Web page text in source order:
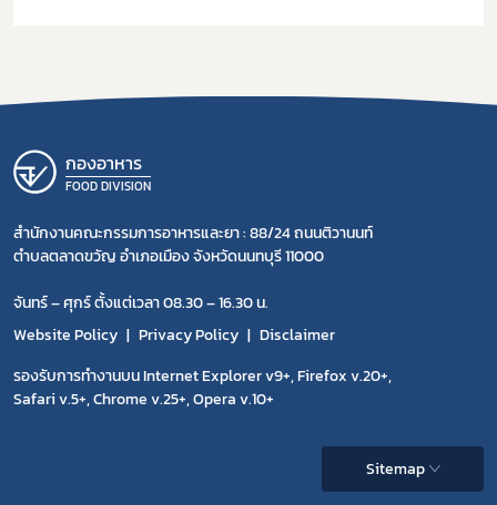
กองอาหาร
FOOD DIVISION
สำนักงานคณะกรรมการอาหารและยา : 88/24 ถนนติวานนท์
ตำบลตลาดขวัญ อำเภอเมือง จังหวัดนนทบุรี 11000
จันทร์ – ศุกร์ ตั้งแต่เวลา 08.30 – 16.30 น.
Website Policy
Privacy Policy
Disclaimer
รองรับการทำงานบน Internet Explorer v9+, Firefox v.20+,
Safari v.5+, Chrome v.25+, Opera v.10+
Sitemap